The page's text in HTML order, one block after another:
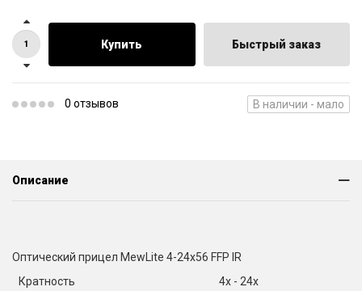
Купить Быстрый заказ
0 отзывов В наличии - мало
Описание
Оптический прицел MewLite 4-24x56 FFP IR
Кратность
4x - 24x